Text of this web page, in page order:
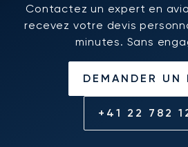
Contactez un expert en
recevez votre devis
minutes. Sans
DEMANDER UN
+41 22 782